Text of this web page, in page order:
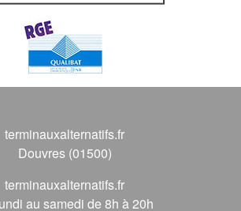
terminauxalternatifs.fr
Douvres (01500)
terminauxalternatifs.fr
au samedi de 8h à 20h